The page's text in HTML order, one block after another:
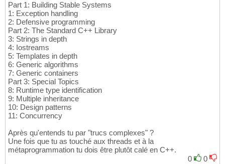
Part 1: Building Stable Systems
1: Exception handling
2: Defensive programming
Part 2: The Standard C++ Library
3: Strings in depth
4: Iostreams
5: Templates in depth
6: Generic algorithms
7: Generic containers
Part 3: Special Topics
8: Runtime type identification
9: Multiple inheritance
10: Design patterns
11: Concurrency
Après qu'entends tu par "trucs complexes" ?
Une fois que tu as touché aux threads et à la
métaprogrammation tu dois être plutôt calé en C++.
0
0